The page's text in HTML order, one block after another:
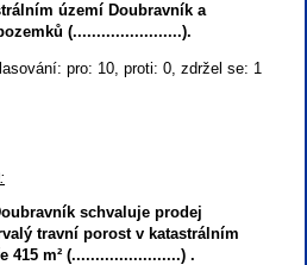
území Doubravník a
(.......................).
pro: 10, proti: 0, zdržel se: 1
schvaluje prodej
travní porost v katastrálním
415 m² (.......................) .